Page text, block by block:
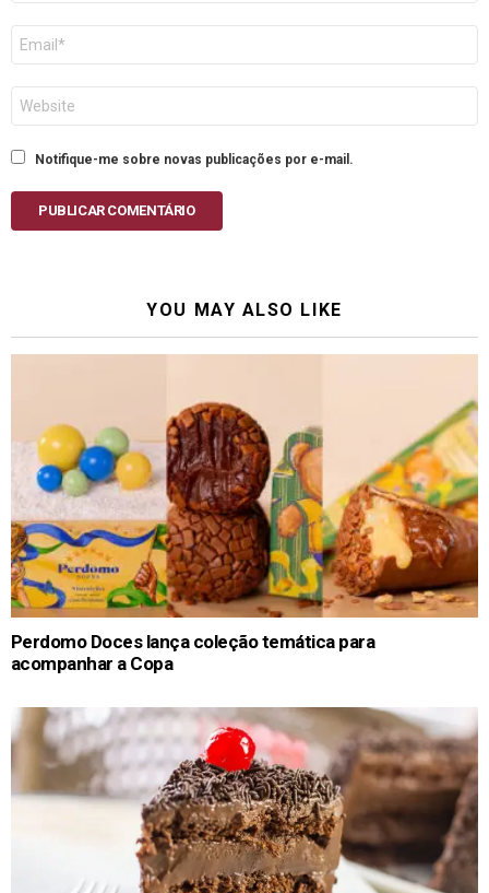
mail
Notifique-me sobre novas publicações por e-mail.
PUBLICAR COMENTÁRIO
YOU MAY ALSO LIKE
Perdomo Doces lança coleção temática para
acompanhar a Copa